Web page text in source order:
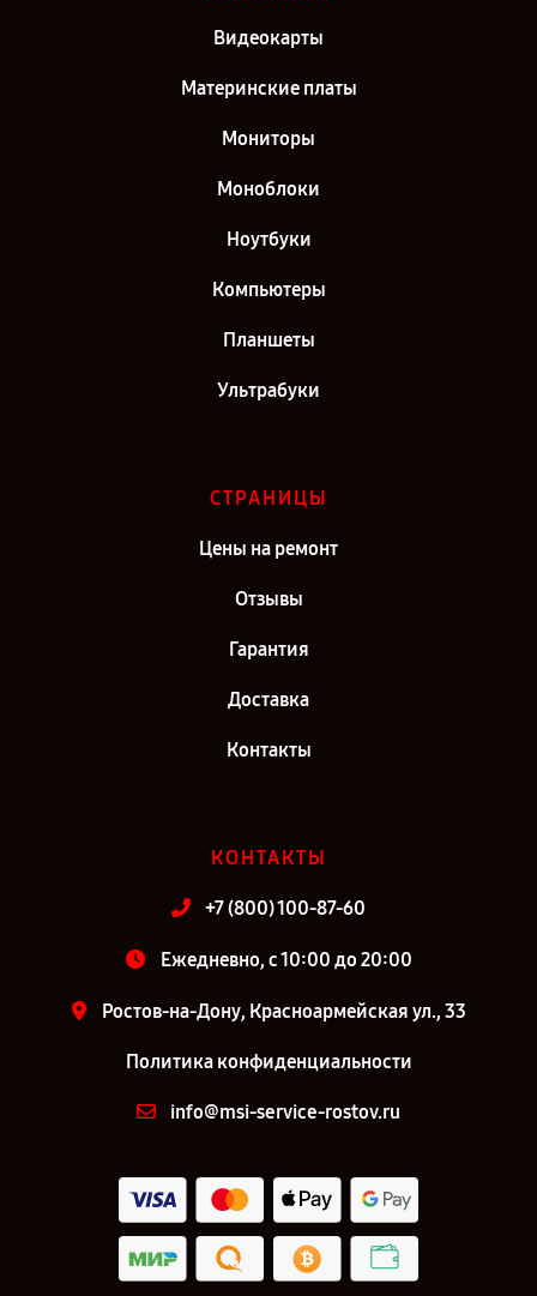
Видеокарты
Материнские платы
Мониторы
Моноблоки
Ноутбуки
Компьютеры
Планшеты
Ультрабуки
СТРАНИЦЫ
Цены на ремонт
Отзывы
Гарантия
Доставка
Контакты
КОНТАКТЫ
+7 (800) 100-87-60
Ежедневно, с 10:00 до 20:00
Ростов-на-Дону, Красноармейская ул., 33
Политика конфиденциальности
info@msi-service-rostov.ru